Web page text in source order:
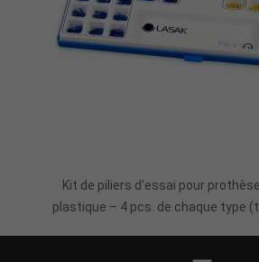
Kit de piliers d'essai pour
plastique – 4 pcs. de chaque type